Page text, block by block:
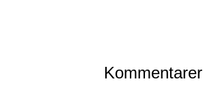
Kommentarer